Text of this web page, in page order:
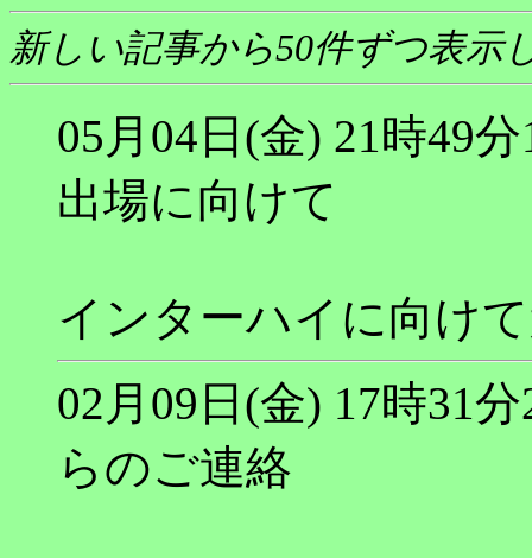
新しい記事から50件ずつ表示
05月04日(金) 21時
出場に向けて
インターハイに向け
02月09日(金) 17時
らのご連絡